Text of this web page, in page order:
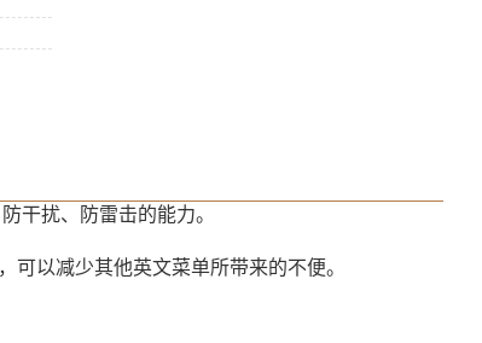
干扰、防雷击的能力。
以减少其他英文菜单所带来的不便。